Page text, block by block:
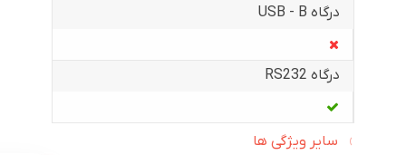
درگاه USB - B
درگاه RS232
سایر ویژگی ها